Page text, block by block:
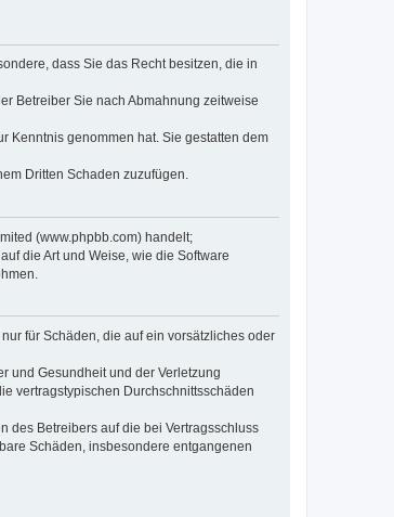
dass Sie das Recht besitzen, die in
Betreiber Sie nach Abmahnung zeitweise
Kenntnis genommen hat. Sie gestatten dem
Dritten Schaden zuzufügen.
(www.phpbb.com) handelt;
die Art und Weise, wie die Software
für Schäden, die auf ein vorsätzliches oder
und Gesundheit und der Verletzung
vertragstypischen Durchschnittsschäden
des Betreibers auf die bei Vertragsschluss
Schäden, insbesondere entgangenen